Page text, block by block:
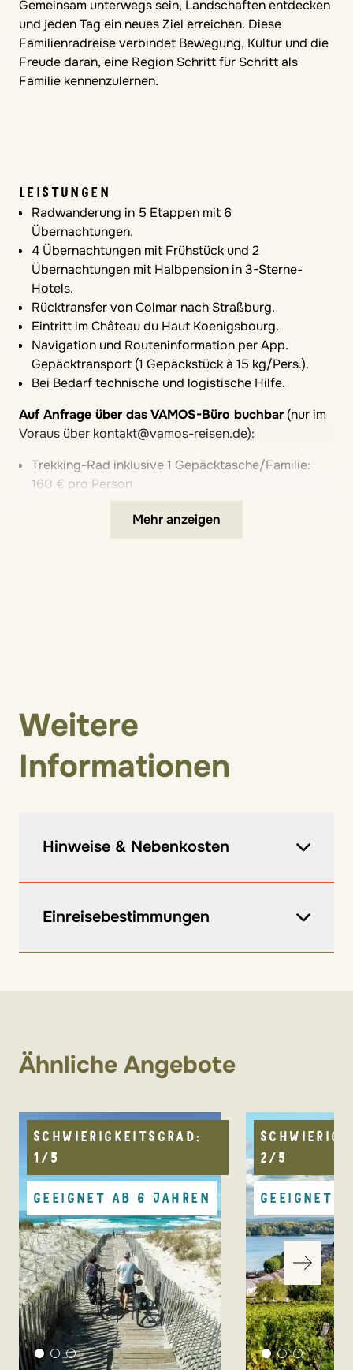
Gemeinsam unterwegs sein, Landschaften entdecken
und jeden Tag ein neues Ziel erreichen. Diese
Familienradreise verbindet Bewegung, Kultur und die
Freude daran, eine Region Schritt für Schritt als
Familie kennenzulernen.
LEISTUNGEN
Radwanderung in 5 Etappen mit 6
Übernachtungen.
4 Übernachtungen mit Frühstück und 2
Übernachtungen mit Halbpension in 3-Sterne-
Hotels.
Rücktransfer von Colmar nach Straßburg.
Eintritt im Château du Haut Koenigsbourg.
Navigation und Routeninformation per App.
Gepäcktransport (1 Gepäckstück à 15 kg/Pers.).
Bei Bedarf technische und logistische Hilfe.
Auf Anfrage über das VAMOS-Büro buchbar(nur im
Voraus über kontakt@vamos-reisen.de):
Trekking-Rad inklusive 1 Gepäcktasche/Familie:
160 € pro Person
(ab einer Körpergröße von 145 cm)
Mountainbike für Kinder 90 € pro Person
Mehr anzeigen
Weitere
Informationen
Hinweise & Nebenkosten
Bewachter Parkplatz (7 Tage, vor Ort zu
vamos Partner: Safran.
Einreisebestimmungen
Ähnliche Angebote
SCHWIERIGKEITSGRAD:
1/5
GEEIGNET AB 6 JAHREN
2/5
GEEIGNET